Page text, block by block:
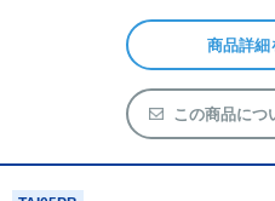
商品詳細
この商品につ